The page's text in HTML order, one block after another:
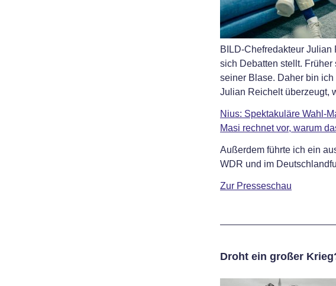
BILD-Chefredakteur Julian
sich Debatten stellt.
seiner Blase. Daher bin
Julian Reichelt überzeugt,
Nius: Spektakuläre Wahl-
Masi rechnet vor, warum
Außerdem führte ich ein
WDR und im
Zur Presseschau
Droht ein großer